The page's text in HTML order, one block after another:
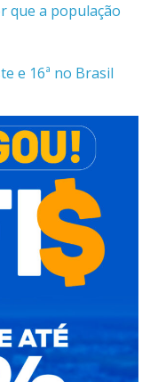
que a população
e 16ª no Brasil